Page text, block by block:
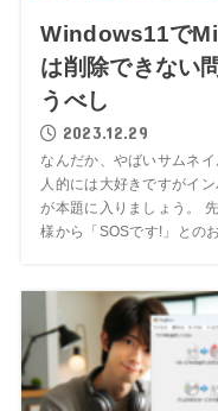
Windows11で
は削除できない
うべし
2023.12.29
なんだか、やばいサムネ
人的には大好きですがイ
が本題に入りましょう。
様から「SOSです!」との